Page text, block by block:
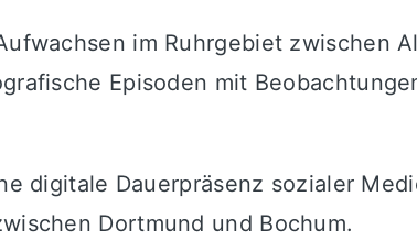
im Ruhrgebiet zwischen
Episoden mit
digitale Dauerpräsenz sozialer
Dortmund und Bochum.